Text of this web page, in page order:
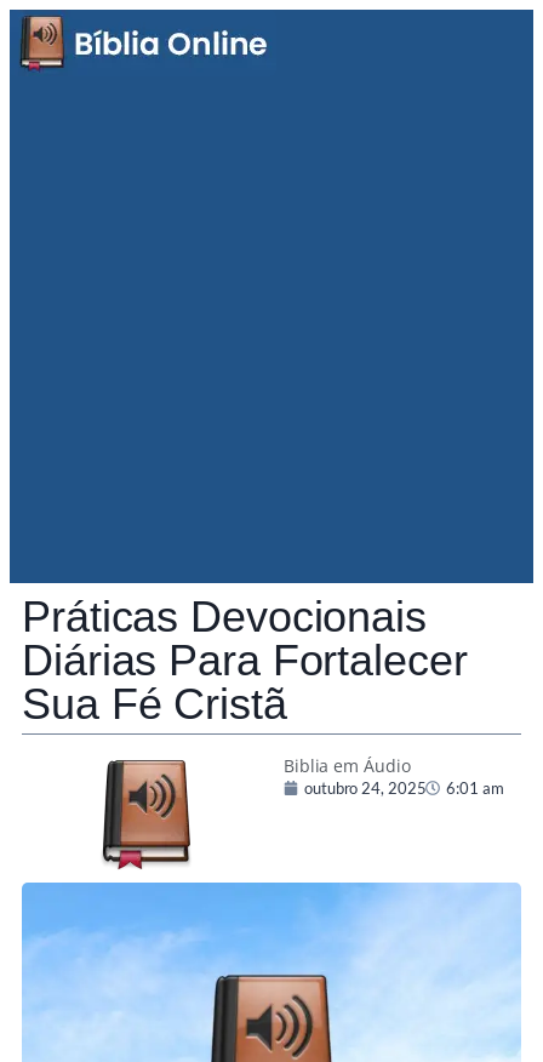
Práticas Devocionais
Diárias Para Fortalecer
Sua Fé Cristã
Biblia em Áudio
outubro 24, 2025 6:01 am